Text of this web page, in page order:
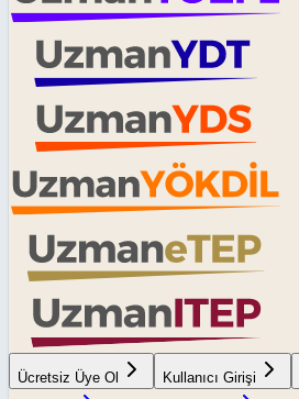
Ücretsiz Üye Ol Kullanıcı Girişi